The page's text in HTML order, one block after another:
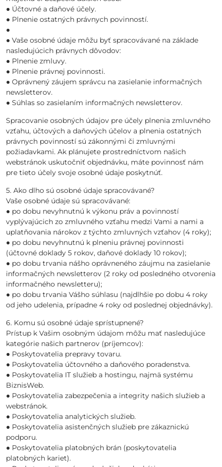
● Účtovné a daňové účely.
● Plnenie ostatných právnych povinností.
●
● Vaše osobné údaje môžu byť spracovávané na základe
nasledujúcich právnych dôvodov:
● Plnenie zmluvy.
● Plnenie právnej povinnosti.
● Oprávnený záujem správcu na zasielanie informačných
newsletterov.
● Súhlas so zasielaním informačných newsletterov.
Spracovanie osobných údajov pre účely plnenia zmluvného
vzťahu, účtových a daňových účelov a plnenia ostatných
právnych povinností sú zákonnými či zmluvnými
požiadavkami. Ak plánujete prostredníctvom našich
webstránok uskutočniť objednávku, máte povinnosť nám
pre tieto účely svoje osobné údaje poskytnúť.
5. Ako dlho sú osobné údaje spracovávané?
Vaše osobné údaje sú spracovávané:
● po dobu nevyhnutnú k výkonu práv a povinností
vyplývajúcich zo zmluvného vzťahu medzi Vami a nami a
uplatňovania nárokov z týchto zmluvných vzťahov (4 roky);
● po dobu nevyhnutnú k plneniu právnej povinnosti
(účtovné doklady 5 rokov, daňové doklady 10 rokov);
● po dobu trvania nášho oprávneného záujmu na zasielanie
informačných newsletterov (2 roky od posledného otvorenia
informačného newsletteru);
● po dobu trvania Vášho súhlasu (najdlhšie po dobu 4 roky
od jeho udelenia, prípadne 4 roky od poslednej objednávky).
6. Komu sú osobné údaje sprístupnené?
Prístup k Vašim osobným údajom môžu mať nasledujúce
kategórie našich partnerov (príjemcov):
● Poskytovatelia prepravy tovaru.
● Poskytovatelia účtovného a daňového poradenstva.
● Poskytovatelia IT služieb a hostingu, najmä systému
BiznisWeb.
● Poskytovatelia zabezpečenia a integrity našich služieb a
webstránok.
● Poskytovatelia analytických služieb.
● Poskytovatelia asistenčných služieb pre zákaznickú
podporu.
● Poskytovatelia platobných brán (poskytovatelia
platobných kariet).